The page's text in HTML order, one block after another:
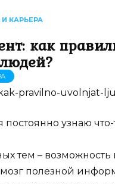
И КАРЬЕРА
как
постоянно узнаю что-
тем – возможность
полезной